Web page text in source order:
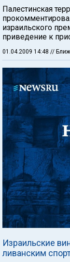
Палестинская
израильского
приведение к
01.04.2009 14:48 //
Израильские
ливанским